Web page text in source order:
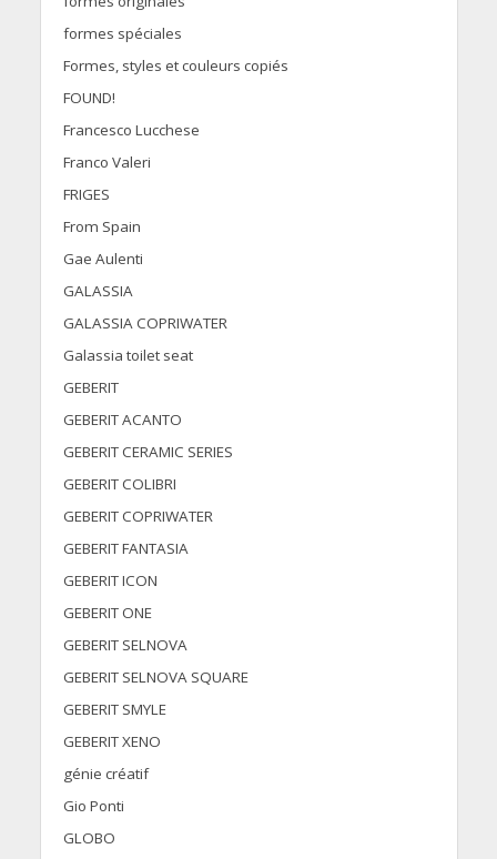
formes spéciales
Formes, styles et couleurs copiés
FOUND!
Francesco Lucchese
Franco Valeri
FRIGES
From Spain
Gae Aulenti
GALASSIA
GALASSIA COPRIWATER
Galassia toilet seat
GEBERIT
GEBERIT ACANTO
GEBERIT CERAMIC SERIES
GEBERIT COLIBRI
GEBERIT COPRIWATER
GEBERIT FANTASIA
GEBERIT ICON
GEBERIT ONE
GEBERIT SELNOVA
GEBERIT SELNOVA SQUARE
GEBERIT SMYLE
GEBERIT XENO
génie créatif
Gio Ponti
GLOBO